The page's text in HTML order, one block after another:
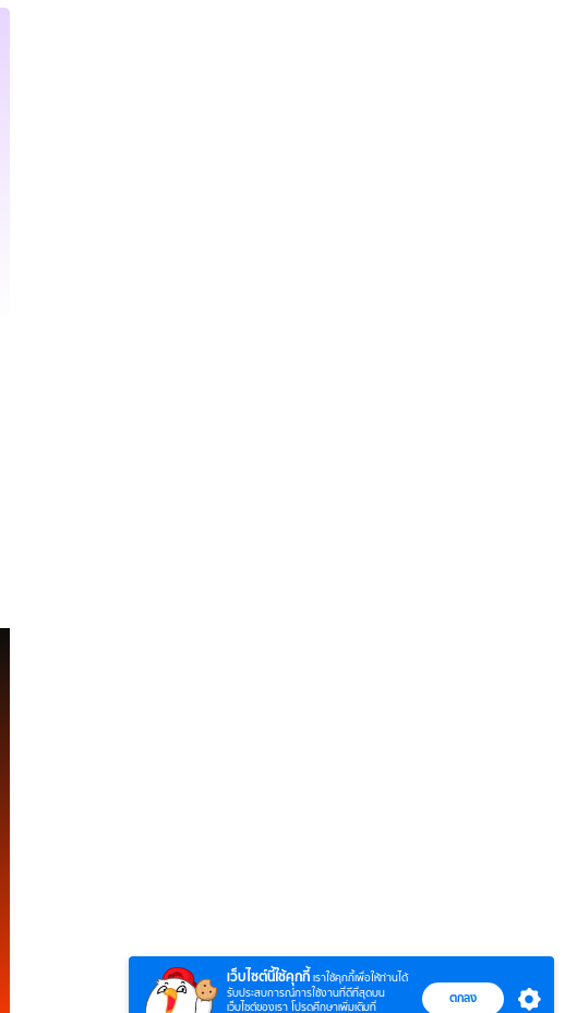
6 พบเธอ (พากย์
ไทย) 7 พบเธอ 8 ภูตถั
เว็บไซต์นี้ใช้คุกกี้ เราใช้คุกกี้เพื่อให้ท่านได้
รับประสบการณ์การใช้งานที่ดีที่สุดบน
เว็บไซต์ของเรา โปรดศึกษาเพิ่มเติมที่
ตกลง